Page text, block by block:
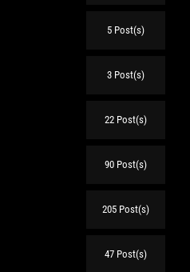
5 Post(s)
3 Post(s)
22 Post(s)
90 Post(s)
205 Post(s)
47 Post(s)